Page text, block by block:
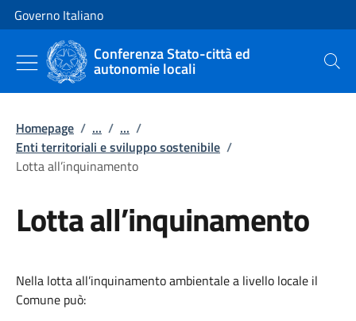
Vai al contenuto
Vai alla navigazione del sito
Governo Italiano
Conferenza Stato-città ed
autonomie locali Cerca
Homepage / ... / ... /
Enti territoriali e sviluppo sostenibile /
Lotta all’inquinamento
Lotta all’inquinamento
Nella lotta all’inquinamento ambientale a livello locale il
Comune può: